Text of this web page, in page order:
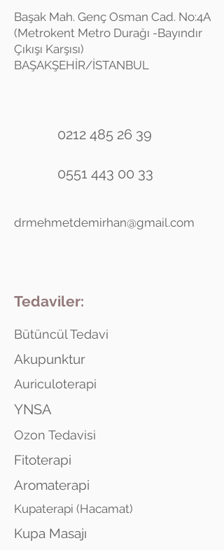
Başak Mah. Genç Osman Cad. No:4A
(Metrokent Metro Durağı -Bayındır
Çıkışı Karşısı)
BAŞAKŞEHİR/İSTANBUL
0212 485 26 39
0551 443 00 33
drmehmetdemirhan@gmail.com
Tedaviler:
Bütüncül Tedavi
Akupunktur
Auriculoterapi
YNSA
Ozon Tedavisi
Fitoterapi
Aromaterapi
Kupaterapi (Hacamat)
Kupa Masajı